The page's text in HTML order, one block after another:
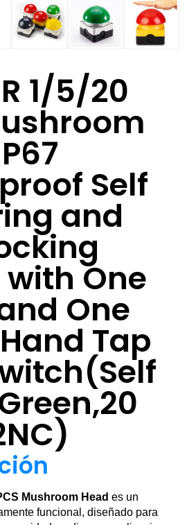
1/5/20
Self
and
One
One
Tap
Mushroom Head es un
funcional, diseñado para